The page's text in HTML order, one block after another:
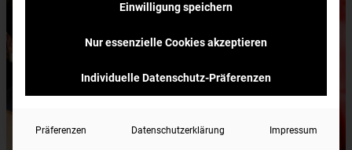
Einwilligung speichern
Nur essenzielle Cookies akzeptieren
Individuelle Datenschutz-Präferenzen
Präferenzen Datenschutzerklärung Impressum